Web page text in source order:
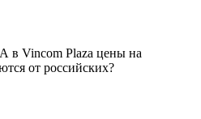
в Vincom Plaza цены на
от российских?